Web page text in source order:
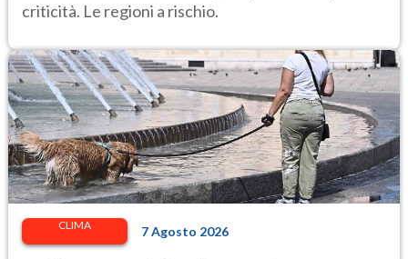
criticità. Le regioni a rischio.
CLIMA 7 Agosto 2026